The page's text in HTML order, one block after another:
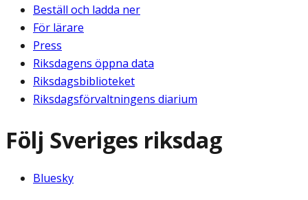
Beställ och ladda ner
För lärare
Press
Riksdagens öppna data
Riksdagsbiblioteket
Riksdagsförvaltningens diarium
Följ Sveriges riksdag
Bluesky